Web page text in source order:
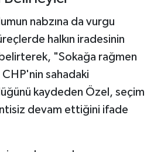
nabzına da vurgu
halkın iradesinin
"Sokağa rağmen
sahadaki
kaydeden Özel, seçim
devam ettiğini ifade